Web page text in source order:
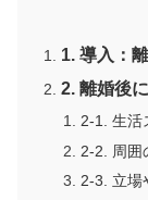
1. 導入：
2. 離婚後
2-1. 生活
2-2. 周囲
2-3. 立場